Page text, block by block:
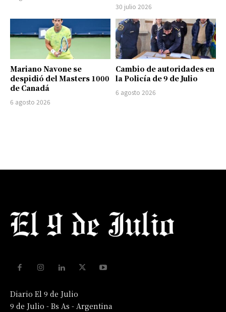
30 julio 2026
Mariano Navone se
despidió del Masters 1000
de Canadá
6 agosto 2026
Cambio de autoridades en
la Policía de 9 de Julio
6 agosto 2026
Diario El 9 de Julio
9 de Julio - Bs As - Argentina